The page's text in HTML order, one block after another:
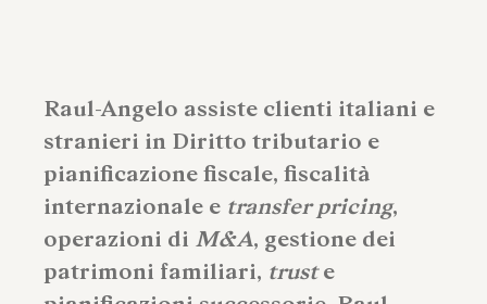
Raul-Angelo assiste clienti italiani e
stranieri in Diritto tributario e
pianificazione fiscale, fiscalità
internazionale e transfer pricing,
operazioni di M&A, gestione dei
patrimoni familiari, truste